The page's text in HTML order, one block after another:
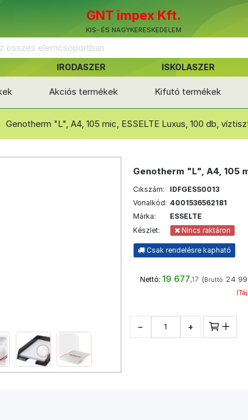
GNT impex Kft.
KIS- ÉS NAGYKERESKEDELEM
IRODASZER ISKOLASZER
Akciós termékek Kifutó termékek
Genotherm "L", A4, 105 mic, ESSELTE Luxus, 100 db,
Genotherm "L", A4, 105
Cikszám:
IDFGESS0013
Vonalkód: 4001536562181
Márka:
ESSELTE
Készlet:
Nincs raktáron
Csak rendelésre kapható
Nettó: 19 677,17 (Bruttó: 24
− +